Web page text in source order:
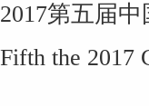
2017第五届
Fifth the 2017